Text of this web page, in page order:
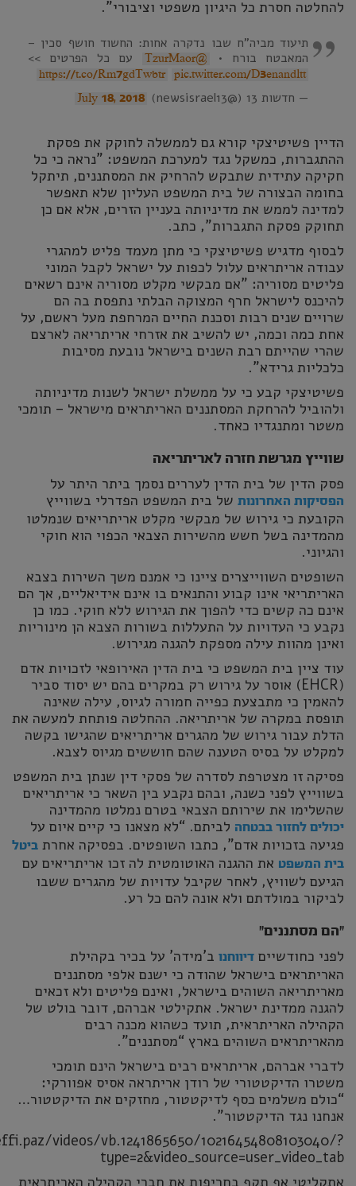
להחלטה חסרת כל היגיון משפטי וציבורי".
תיעוד מביה"ח שבו נדקרה אחות: החשוד חושף סכין –
המאבטח בורח •
@TzurMaor עם כל הפרטים >>
https://t.co/Rm7gdTwbtr pic.twitter.com/D3enandltt
— חדשות 13 (@newsisrael13) July 18, 2018
הדיין פשיטיצקי קורא גם לממשלה לחוקק את פסקת
ההתגברות, כמשקל נגד למערכת המשפט: "נראה כי כל
חקיקה עתידית שתבקש להרחיק את המסתננים, תיתקל
בחומה הבצורה של בית המשפט העליון שלא תאפשר
למדינה לממש את מדיניותה בעניין הזרים, אלא אם כן
תחוקק פסקת התגברות", כתב.
לבסוף מדגיש פשיטיצקי כי מתן מעמד פליט למהגרי
עבודה אריתראים עלול לכפות על ישראל לקבל המוני
פליטים מסוריה: "אם מבקשי מקלט מסוריה אינם רשאים
להיכנס לישראל חרף המצוקה הבלתי נתפסת בה הם
שרויים שנים רבות וסכנת החיים המרחפת מעל ראשם, על
אחת כמה וכמה, יש להשיב את אזרחי אריתריאה לארצם
שהרי שהייתם רבת השנים בישראל נובעת מסיבות
כלכליות גרידא".
פשיטיצקי קבע כי על ממשלת ישראל לשנות מדיניותה
ולהוביל להרחקת המסתננים האריתראים מישראל – תומכי
משטר ומתנגדיו כאחד.
שווייץ מגרשת חזרה לאריתריאה
פסק הדין של בית הדין לעררים נסמך ביתר היתר על
הפסיקות האחרונות של בית המשפט הפדרלי בשווייץ
הקובעת כי גירוש של מבקשי מקלט אריתריאים שנמלטו
מהמדינה בשל חשש מהשירות הצבאי הכפוי הוא חוקי
והגיוני.
השופטים השווייצרים ציינו כי אמנם משך השירות בצבא
האריתריאי אינו קבוע והתנאים בו אינם אידיאליים, אך הם
אינם כה קשים כדי להפוך את הגירוש ללא חוקי. כמו כן
נקבע כי העדויות על התעללות בשורות הצבא הן מינוריות
ואינן מהוות עילה מספקת להגנה מגירוש.
עוד ציין בית המשפט כי בית הדין האירופאי לזכויות אדם
(EHCR) אוסר על גירוש רק במקרים בהם יש יסוד סביר
להאמין כי מתבצעת כפייה חמורה לגיוס, עילה שאינה
תופסת במקרה של אריתריאה. ההחלטה פותחת למעשה את
הדלת עבור גירוש של מהגרים אריתריאים שהגישו בקשה
למקלט על בסיס הטענה שהם חוששים מגיוס לצבא.
פסיקה זו מצטרפת לסדרה של פסקי דין שנתן בית המשפט
בשווייץ לפני כשנה, ובהם נקבע בין השאר כי אריתריאים
שהשלימו את שירותם הצבאי בטרם נמלטו מהמדינה
יכולים לחזור בבטחה לביתם. “לא מצאנו כי קיים איום על
פגיעה בזכויות אדם”, כתבו השופטים. בפסיקה אחרת ביטל
בית המשפט את ההגנה האוטומטית לה זכו אריתריאים עם
הגיעם לשוויץ, לאחר שקיבל עדויות של מהגרים ששבו
לביקור במולדתם ולא אונה להם כל רע.
“הם מסתננים”
לפני כחודשיים דיווחנו ב’מידה’ על בכיר בקהילת
האריתראים בישראל שהודה כי ישנם אלפי מסתננים
מאריתריאה השוהים בישראל, ואינם פליטים ולא זכאים
להגנה ממדינת ישראל. אתקילטי אברהם, דובר בולט של
הקהילה האריתראית, תועד כשהוא מכנה רבים
מהאריתראים השוהים בארץ “מסתננים”.
לדברי אברהם, אריתראים רבים בישראל הינם תומכי
משטרו הדיקטטורי של רודן אריתראה אסיס אפוורקי:
“כולם משלמים כסף לדיקטטור, מחזקים את הדיקטטור…
אנחנו נגד הדיקטטור”.
videos/vb.1241865650/10216454808103040/?
type=2&video_source=user_video_tab
אתקליטי אף תקף בחריפות את חברי הקהילה האריתראית